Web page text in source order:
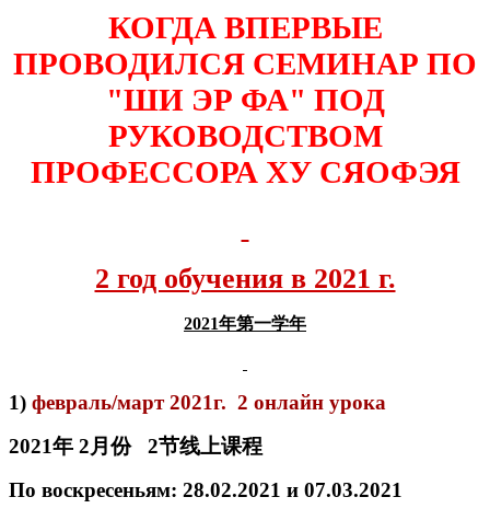
КОГДА ВПЕРВЫЕ
ПРОВОДИЛСЯ СЕМИНАР ПО
"ШИ ЭР ФА" ПОД
РУКОВОДСТВОМ
ПРОФЕССОРА ХУ СЯОФЭЯ
2 год обучения в 2021 г.
2021年第一学年
1) февраль/март 2021г. 2 онлайн урока
2021年 2月份2节线上课程
По воскресеньям: 28.02.2021 и 07.03.2021